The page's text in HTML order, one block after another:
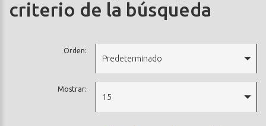
criterio de la búsqueda
Orden:
Predeterminado
Mostrar:
15